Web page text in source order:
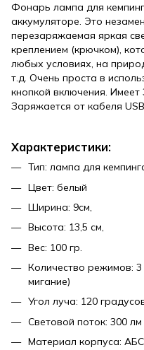
Фонарь лампа для
аккумуляторе. Это
перезаряжаемая яркая
креплением (крючком),
любых условиях, на
т.д. Очень проста в
кнопкой включения.
Заряжается от кабеля
Характеристики:
Тип: лампа для
Цвет: белый
Ширина: 9см,
Высота: 13,5 см,
Вес: 100 гр.
Количество режимов:
мигание)
Угол луча: 120
Световой поток: 300 лм
Материал корпуса: